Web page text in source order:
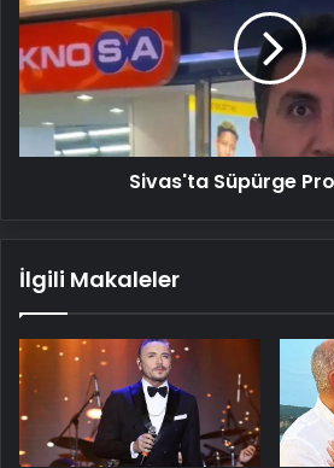
Sivas'ta Süpürge
İlgili Makaleler